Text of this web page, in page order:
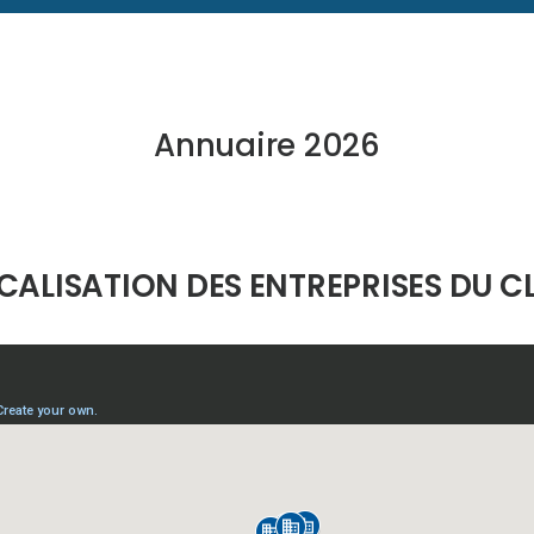
Annuaire 2026
DES ENTREPRISES DU